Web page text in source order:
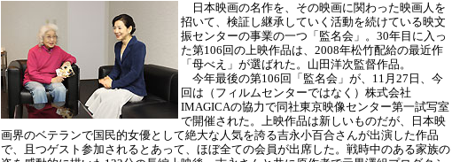
日本映画の名作を、その映画に関わった映画人を
招いて、検証し継承していく活動を続けている映文
振センターの事業の一つ「監名会」。30年目に入っ
た第106回の上映作品は、2008年松竹配給の最近作
「母べえ」が選ばれた。山田洋次監督作品。
今年最後の第106回「監名会」が、11月27日、今
回は（フィルムセンターではなく）株式会社
IMAGICAの協力で同社東京映像センター第一試写室
で開催された。上映作品は新しいものだが、日本映
画界のベテランで国民的女優として絶大な人気を誇る吉永小百合さんが出演した作品
で、且つゲスト参加されるとあって、ほぼ全ての会員が出席した。戦時中のある家族の